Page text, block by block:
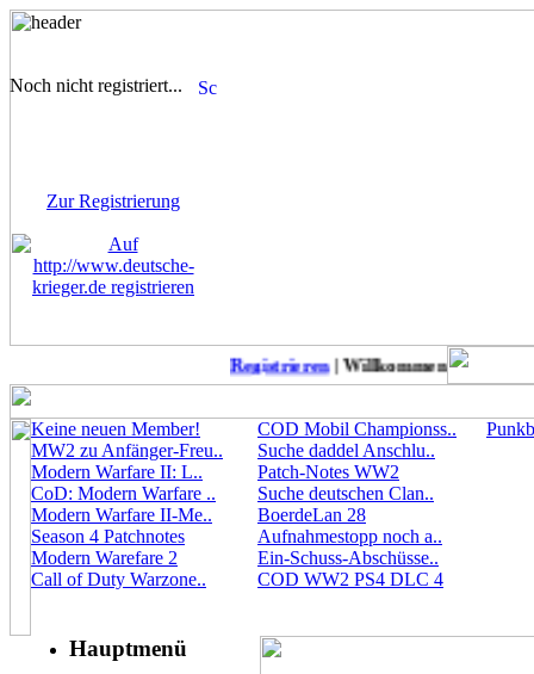
Registrieren| Willkommen auf
Keine neuen Member!
MW2 zu Anfänger-Freu..
Modern Warfare II: L..
CoD: Modern Warfare ..
Modern Warfare II-Me..
Season 4 Patchnotes
Modern Warefare 2
Call of Duty Warzone..
COD Mobil Championss..
Suche daddel Anschlu..
Patch-Notes WW2
Suche deutschen Clan..
BoerdeLan 28
Aufnahmestopp noch a..
Ein-Schuss-Abschüsse..
COD WW2 PS4 DLC 4
Hauptmenü
Noch nicht registriert...
Zur Registrierung